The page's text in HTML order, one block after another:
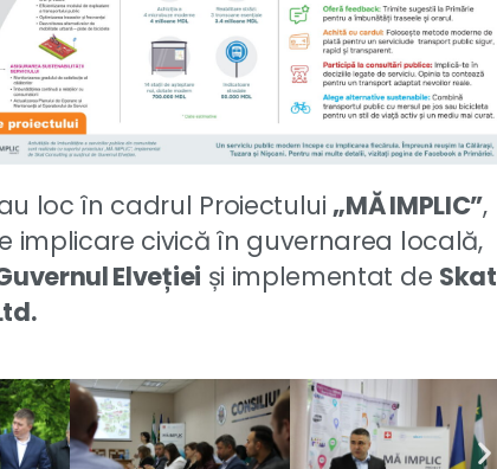
loc în cadrul Proiectului„MĂ IMPLIC”,
implicare civică în guvernarea locală,
Elveției și implementat de Skat